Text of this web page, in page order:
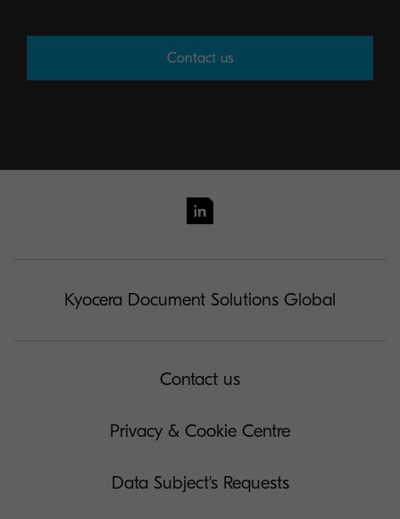
Contact us
Kyocera Document Solutions Global
Contact us
Privacy & Cookie Centre
Data Subject's Requests